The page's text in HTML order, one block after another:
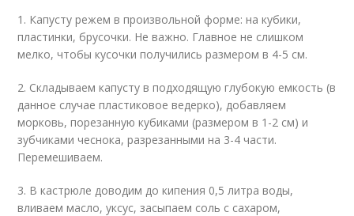
1. Капусту режем в произвольной форме: на кубики,
пластинки, брусочки. Не важно. Главное не слишком
мелко, чтобы кусочки получились размером в 4-5 см.
2. Складываем капусту в подходящую глубокую емкость (в
данное случае пластиковое ведерко), добавляем
морковь, порезанную кубиками (размером в 1-2 см) и
зубчиками чеснока, разрезанными на 3-4 части.
Перемешиваем.
3. В кастрюле доводим до кипения 0,5 литра воды,
вливаем масло, уксус, засыпаем соль с сахаром,